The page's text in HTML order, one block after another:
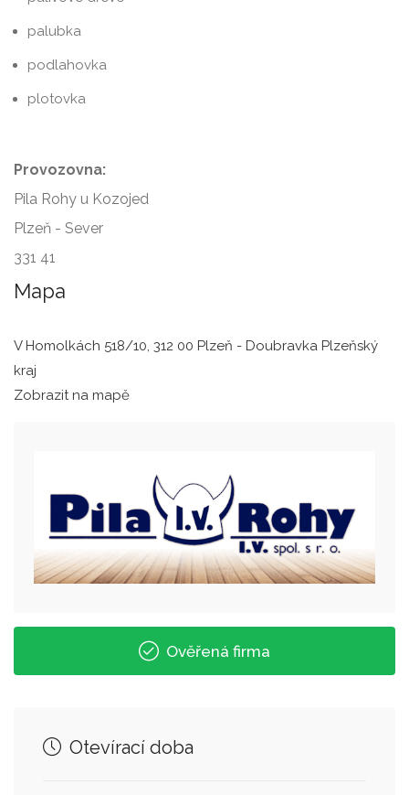
palubka
podlahovka
plotovka
Provozovna:
Pila Rohy u Kozojed
Plzeň - Sever
331 41
Mapa
V Homolkách 518/10, 312 00 Plzeň - Doubravka Plzeňský
kraj
Zobrazit na mapě
Ověřená firma
Otevírací doba